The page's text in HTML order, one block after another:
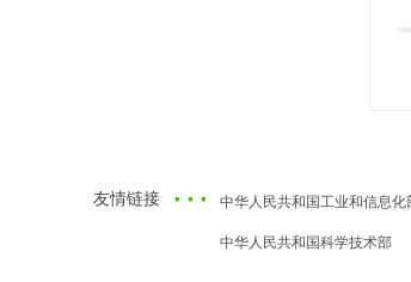
友情链接 ··· 中华人民共和国工业和信息化
中华人民共和国科学技术部